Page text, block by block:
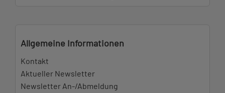
Allgemeine Informationen
Kontakt
Aktueller Newsletter
Newsletter An-/Abmeldung